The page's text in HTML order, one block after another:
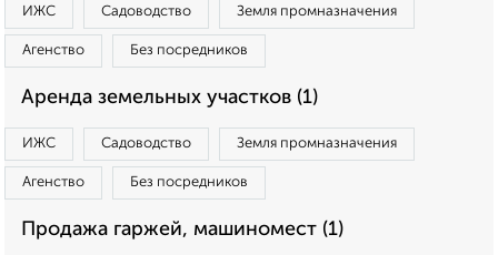
ИЖС Садоводство Земля промназначения
Агенство Без посредников
Аренда земельных участков (1)
ИЖС Садоводство Земля промназначения
Агенство Без посредников
Продажа гаржей, машиномест (1)